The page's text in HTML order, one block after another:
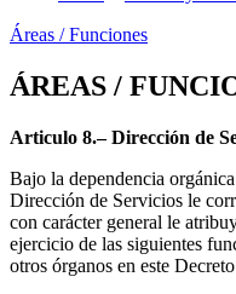
Áreas / Funciones
ÁREAS /
Articulo 8.– Dirección de
Bajo la dependencia
Dirección de Servicios le
con carácter general le
ejercicio de las siguientes
otros órganos en este